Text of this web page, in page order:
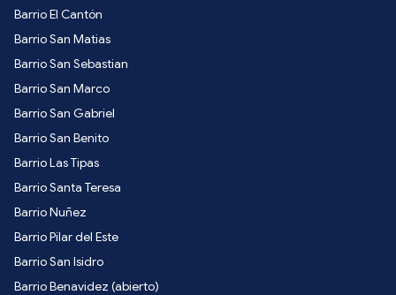
Barrio El Cantón
Barrio San Matias
Barrio San Sebastian
Barrio San Marco
Barrio San Gabriel
Barrio San Benito
Barrio Las Tipas
Barrio Santa Teresa
Barrio Nuñez
Barrio Pilar del Este
Barrio San Isidro
Barrio Benavidez (abierto)